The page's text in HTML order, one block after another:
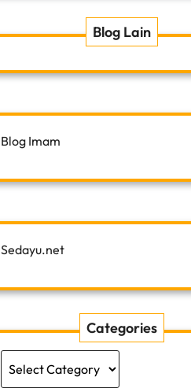
Blog Lain
Blog Imam
Sedayu.net
Categories